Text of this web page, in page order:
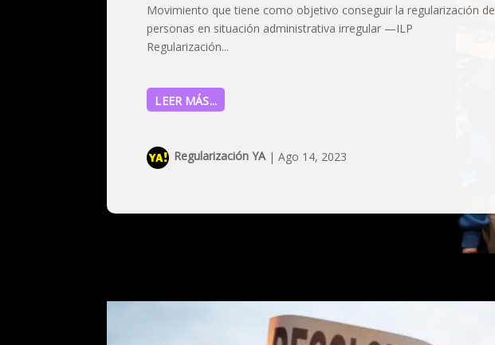
Movimiento que tiene como objetivo conseguir la regularización de
personas en situación administrativa irregular —ILP
Regularización...
LEER MÁS...
Regularización YA|Ago 14, 2023